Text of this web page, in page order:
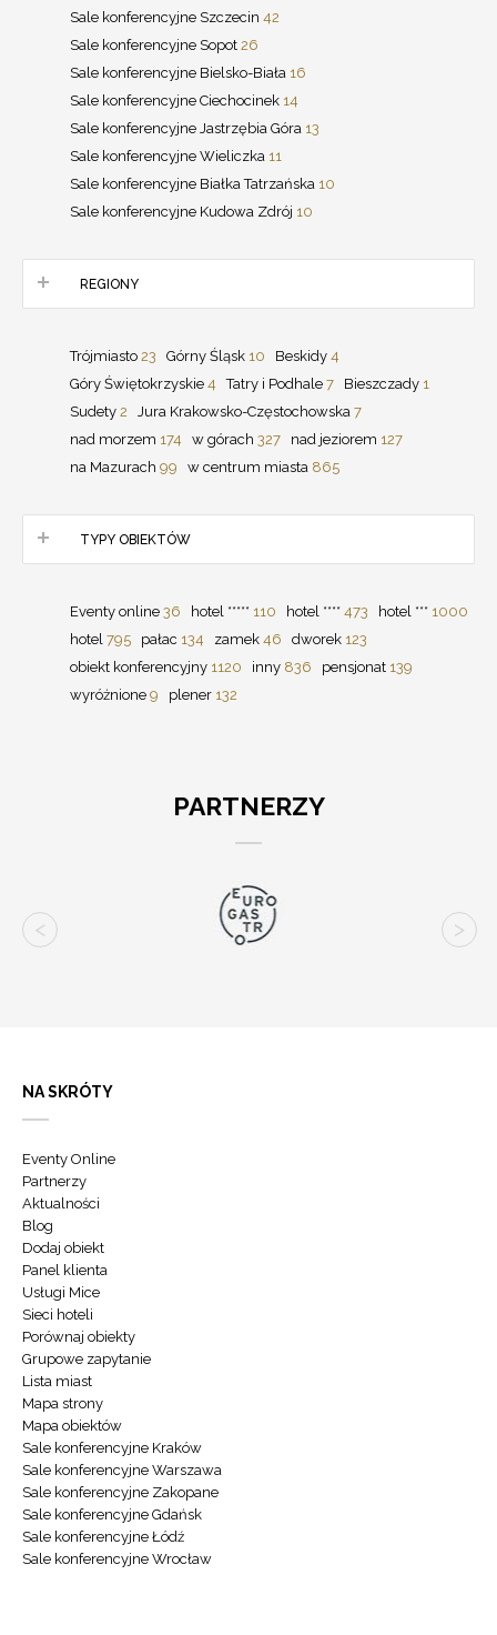
Sale konferencyjne Szczecin 42
Sale konferencyjne Sopot 26
Sale konferencyjne Bielsko-Biała 16
Sale konferencyjne Ciechocinek 14
Sale konferencyjne Jastrzębia Góra 13
Sale konferencyjne Wieliczka 11
Sale konferencyjne Białka Tatrzańska 10
Sale konferencyjne Kudowa Zdrój 10
REGIONY
Trójmiasto 23 Górny Śląsk 10 Beskidy 4
Góry Świętokrzyskie 4 Tatry i Podhale 7 Bieszczady 1
Sudety 2 Jura Krakowsko-Częstochowska 7
nad morzem 174 w górach 327 nad jeziorem 127
na Mazurach 99 w centrum miasta 865
TYPY OBIEKTÓW
Eventy online 36 hotel ***** 110 hotel **** 473 hotel *** 1000
hotel 795 pałac 134 zamek 46 dworek 123
obiekt konferencyjny 1120 inny 836 pensjonat 139
wyróżnione 9 plener 132
PARTNERZY
NA SKRÓTY
Eventy Online
Partnerzy
Aktualności
Blog
Dodaj obiekt
Panel klienta
Usługi Mice
Sieci hoteli
Porównaj obiekty
Grupowe zapytanie
Lista miast
Mapa strony
Mapa obiektów
Sale konferencyjne Kraków
Sale konferencyjne Warszawa
Sale konferencyjne Zakopane
Sale konferencyjne Gdańsk
Sale konferencyjne Łódź
Sale konferencyjne Wrocław